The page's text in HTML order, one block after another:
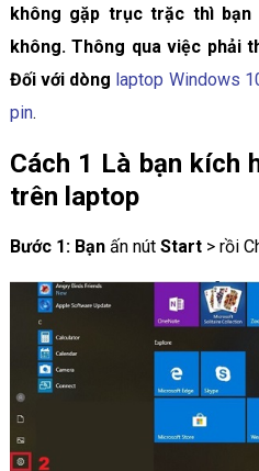
không gặp trục trặc thì
không. Thông qua việc phải
Đối với dòng laptop Windows
pin.
Cách 1 Là bạn kích
trên laptop
Bước 1: Bạnấn nút Start> rồi